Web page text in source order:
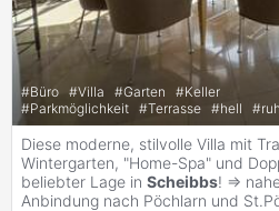
#Büro #Villa #Garten #Keller
#Parkmöglichkeit #Terrasse #hell #
Diese moderne, stilvolle Villa mit
Wintergarten, "Home-Spa" und
beliebter Lage in Scheibbs! =>
Anbindung nach Pöchlarn und